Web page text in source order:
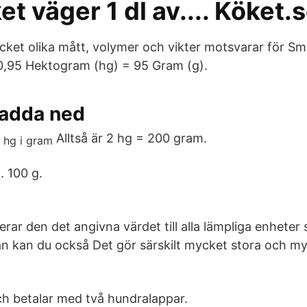
väger 1 dl av....
olika mått, volymer och vikter motsvarar för
Hektogram (hg) = 95 Gram (g).
ned
Alltså är 2 hg = 200 gram.
100 g.
den det angivna värdet till alla lämpliga enheter
kan du också Det gör särskilt mycket stora och
betalar med två hundralappar.